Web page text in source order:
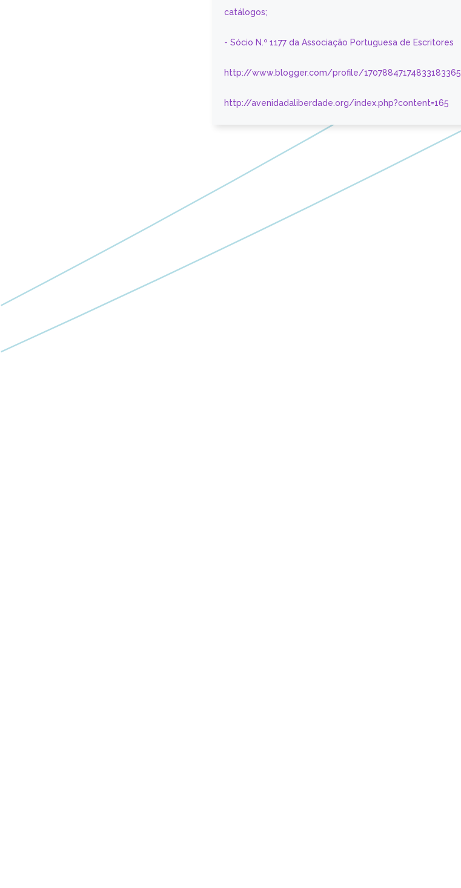
catálogos;
- Sócio N.º 1177 da Associação Portuguesa de Escritores
http://www.blogger.com/profile/17078847174833183365
http://avenidadaliberdade.org/index.php?content=165